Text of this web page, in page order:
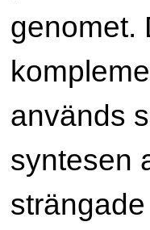
genomet.
används
syntesen